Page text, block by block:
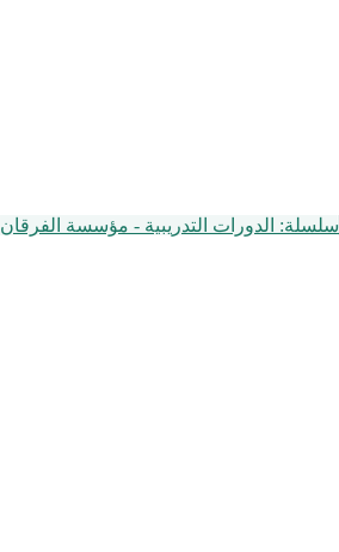
سلسلة: الدورات التدريبية - مؤسسة الفرقان